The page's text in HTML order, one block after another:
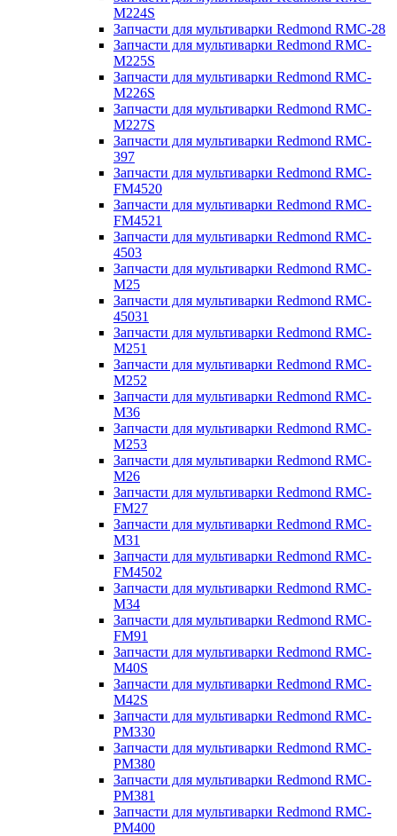
M224S
Запчасти для мультиварки Redmond RMC-28
Запчасти для мультиварки Redmond RMC-
M225S
Запчасти для мультиварки Redmond RMC-
M226S
Запчасти для мультиварки Redmond RMC-
M227S
Запчасти для мультиварки Redmond RMC-
397
Запчасти для мультиварки Redmond RMC-
FM4520
Запчасти для мультиварки Redmond RMC-
FM4521
Запчасти для мультиварки Redmond RMC-
4503
Запчасти для мультиварки Redmond RMC-
M25
Запчасти для мультиварки Redmond RMC-
45031
Запчасти для мультиварки Redmond RMC-
M251
Запчасти для мультиварки Redmond RMC-
M252
Запчасти для мультиварки Redmond RMC-
M36
Запчасти для мультиварки Redmond RMC-
M253
Запчасти для мультиварки Redmond RMC-
M26
Запчасти для мультиварки Redmond RMC-
FM27
Запчасти для мультиварки Redmond RMC-
M31
Запчасти для мультиварки Redmond RMC-
FM4502
Запчасти для мультиварки Redmond RMC-
M34
Запчасти для мультиварки Redmond RMC-
FM91
Запчасти для мультиварки Redmond RMC-
M40S
Запчасти для мультиварки Redmond RMC-
M42S
Запчасти для мультиварки Redmond RMC-
PM330
Запчасти для мультиварки Redmond RMC-
PM380
Запчасти для мультиварки Redmond RMC-
PM381
Запчасти для мультиварки Redmond RMC-
PM400